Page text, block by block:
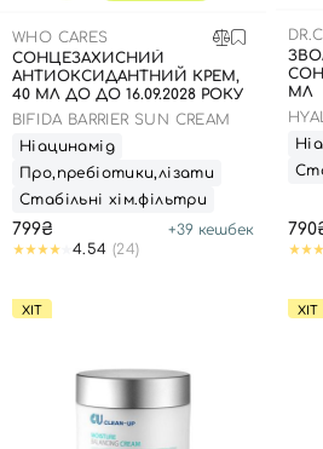
Креми для
Бʼюті
Шия і
Для
Для дітей
Для
Засоби
WHO CARES
СОНЦЕЗАХИСНИЙ
АНТИОКСИДАНТНИЙ КРЕМ,
40 МЛ ДО ДО 16.09.2028 РОКУ
BIFIDA BARRIER SUN CREAM
Ніацинамід
Про,пребіотики,лізати
Стабільні хім.фільтри
799₴ +39 кешбек
4.54 (24)
МЛ
ХІТ ХІТ